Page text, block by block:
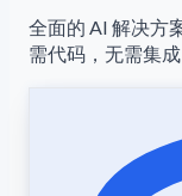
全面的 AI 解决方
需代码，无需集成